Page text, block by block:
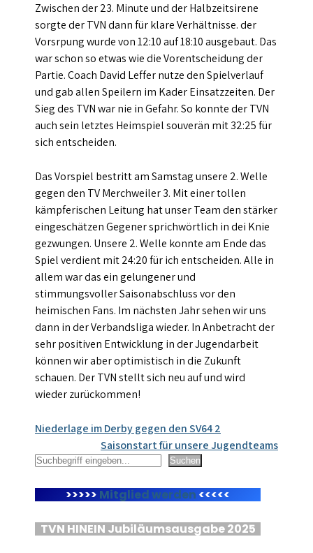
Zwischen der 23. Minute und der Halbzeitsirene
sorgte der TVN dann für klare Verhältnisse. der
Vorsrpung wurde von 12:10 auf 18:10 ausgebaut. Das
war schon so etwas wie die Vorentscheidung der
Partie. Coach David Leffer nutze den Spielverlauf
und gab allen Speilern im Kader Einsatzzeiten. Der
Sieg des TVN war nie in Gefahr. So konnte der TVN
auch sein letztes Heimspiel souverän mit 32:25 für
sich entscheiden.
Das Vorspiel bestritt am Samstag unsere 2. Welle
gegen den TV Merchweiler 3. Mit einer tollen
kämpferischen Leitung hat unser Team den stärker
eingeschätzen Gegener sprichwörtlich in dei Knie
gezwungen. Unsere 2. Welle konnte am Ende das
Spiel verdient mit 24:20 für ich entscheiden. Alle in
allem war das ein gelungener und
stimmungsvoller Saisonabschluss vor den
heimischen Fans. Im nächsten Jahr sehen wir uns
dann in der Verbandsliga wieder. In Anbetracht der
sehr positiven Entwicklung in der Jugendarbeit
können wir aber optimistisch in die Zukunft
schauen. Der TVN stellt sich neu auf und wird
wieder zurückommen!
Beitragsnavigation
Niederlage im Derby gegen den SV64 2
Saisonstart für unsere Jugendteams
Suchen
Suchen
>>>>> Mitglied werden <<<<<
TVN HINEIN Jubiläumsausgabe 2025